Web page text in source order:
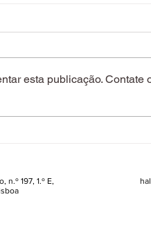
Este
esta publicação. Contate
n.º 197, 1.º E,